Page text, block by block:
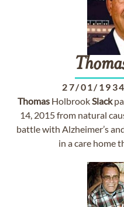
27/01/1934
ThomasHolbrookSlack
14, 2015 from natural
battle with Alzheimer’s
in a care home